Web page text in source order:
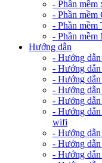
- Phần mềm
- Phần mềm
- Phần mềm
- Phần mềm
Hướng dẫn
- Hướng
- Hướng
- Hướng dẫn
- Hướng
- Hướng
- Hướng
wifi
- Hướng
- Hướng
- Hướng